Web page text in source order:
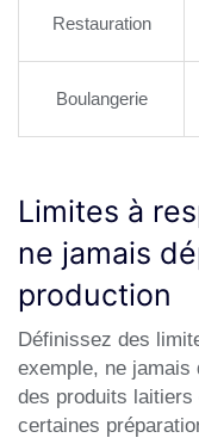
Restauration
Boulangerie
Limites à
ne jamais
production
Définissez des
exemple, ne jamais
des produits
certaines